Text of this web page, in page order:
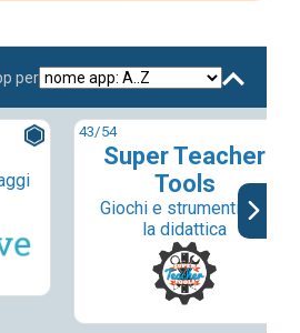
per
43/54
Super Teacher
Tools
Giochi e strumenti per
la didattica